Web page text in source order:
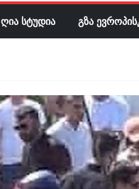
ᲦᲘᲐ ᲡᲢᲣᲓᲘᲐ ᲒᲖᲐ